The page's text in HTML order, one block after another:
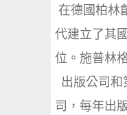
在德國柏林
代建立了其
位。施普林
出版公司
司，每年出